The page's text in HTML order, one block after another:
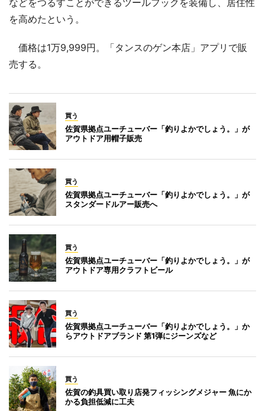
などをつるすことができるツールフックを装備し、居住性
を高めたという。
価格は1万9,999円。「タンスのゲン本店」アプリで販
売する。
買う
佐賀県拠点ユーチューバー「釣りよかでしょう。」が
アウトドア用帽子販売
買う
佐賀県拠点ユーチューバー「釣りよかでしょう。」が
スタンダードルアー販売へ
買う
佐賀県拠点ユーチューバー「釣りよかでしょう。」が
アウトドア専用クラフトビール
買う
佐賀県拠点ユーチューバー「釣りよかでしょう。」か
らアウトドアブランド 第1弾にジーンズなど
買う
佐賀の釣具買い取り店発フィッシングメジャー 魚にか
かる負担低減に工夫